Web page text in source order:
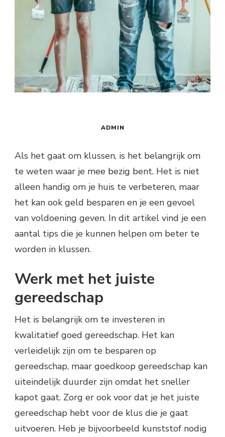
ADMIN
Als het gaat om klussen, is het belangrijk om
te weten waar je mee bezig bent. Het is niet
alleen handig om je huis te verbeteren, maar
het kan ook geld besparen en je een gevoel
van voldoening geven. In dit artikel vind je een
aantal tips die je kunnen helpen om beter te
worden in klussen.
Werk met het juiste
gereedschap
Het is belangrijk om te investeren in
kwalitatief goed gereedschap. Het kan
verleidelijk zijn om te besparen op
gereedschap, maar goedkoop gereedschap kan
uiteindelijk duurder zijn omdat het sneller
kapot gaat. Zorg er ook voor dat je het juiste
gereedschap hebt voor de klus die je gaat
uitvoeren. Heb je bijvoorbeeld kunststof nodig